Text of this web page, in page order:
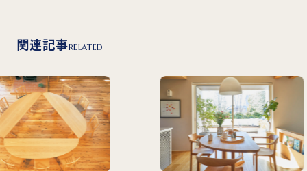
関連記事RELATED